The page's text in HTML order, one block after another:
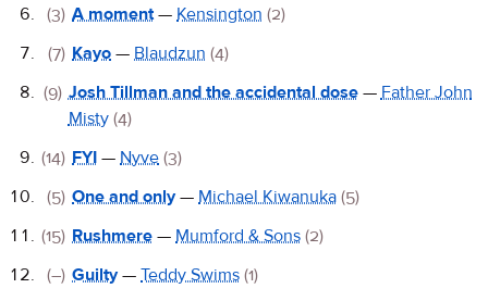
(3) A moment— Kensington (2)
(7) Kayo — Blaudzun (4)
(9) Josh Tillman and the accidental dose— Father John
Misty (4)
(14) FYI — Nyve (3)
(5) One and only— Michael Kiwanuka (5)
(15) Rushmere — Mumford & Sons (2)
(–) Guilty— Teddy Swims (1)